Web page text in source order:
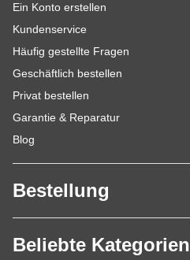
Ein Konto erstellen
Kundenservice
Häufig gestellte Fragen
Geschäftlich bestellen
Privat bestellen
Garantie & Reparatur
Blog
Bestellung
Beliebte Kategorien